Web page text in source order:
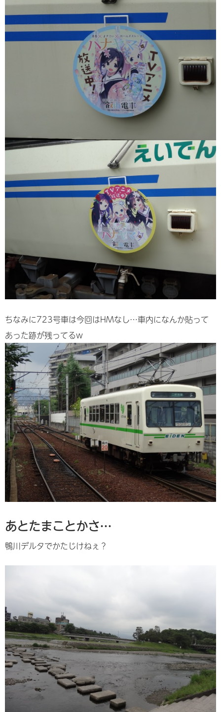
ちなみに723号車は今回はHMなし…車内になんか貼って
あった跡が残ってるw
あとたまことかさ…
鴨川デルタでかたじけねぇ？